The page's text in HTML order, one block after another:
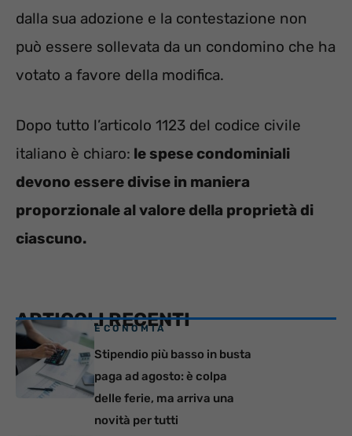
dalla sua adozione e la contestazione non
può essere sollevata da un condomino che ha
votato a favore della modifica.
Dopo tutto l’articolo 1123 del codice civile
italiano è chiaro: le spese condominiali
devono essere divise in maniera
proporzionale al valore della proprietà di
ciascuno.
ARTICOLI RECENTI
ECONOMIA
Stipendio più basso in busta
paga ad agosto: è colpa
delle ferie, ma arriva una
novità per tutti